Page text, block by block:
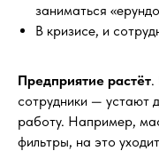
заниматься
В кризисе, и
Предприятие растёт.
сотрудники — устают
работу. Например,
фильтры, на это